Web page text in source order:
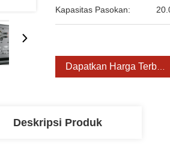
Kapasitas Pasokan:
Dapatkan Harga Terbaik
Deskripsi Produk